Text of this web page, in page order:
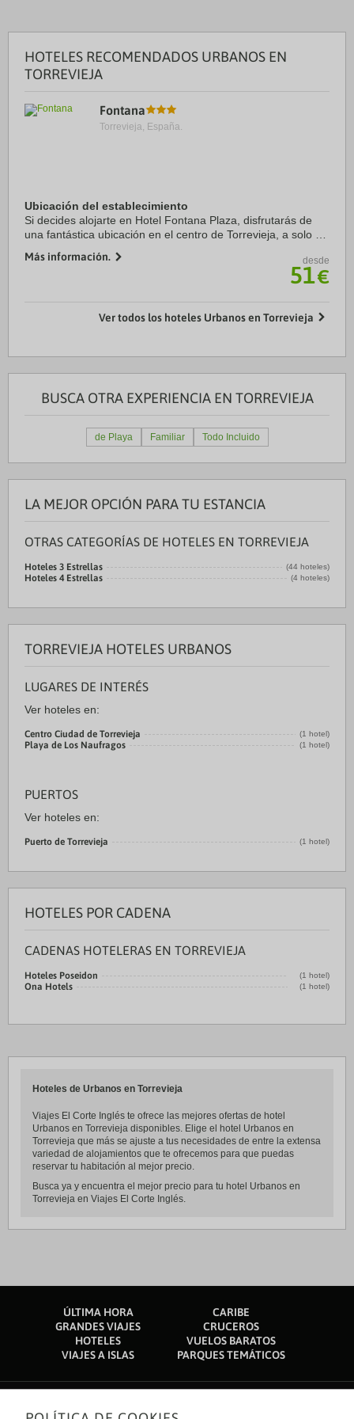
HOTELES RECOMENDADOS URBANOS EN
TORREVIEJA
Fontana
Torrevieja, España.
Ubicación del establecimiento
Si decides alojarte en Hotel Fontana Plaza, disfrutarás de
una fantástica ubicación en el centro de Torrevieja, a solo 15
Playa La Zenia. Además, este ...
Más información. desde
51€
Ver todos los hoteles Urbanos en Torrevieja
BUSCA OTRA EXPERIENCIA EN TORREVIEJA
de Playa Familiar Todo Incluido
LA MEJOR OPCIÓN PARA TU ESTANCIA
OTRAS CATEGORÍAS DE HOTELES EN TORREVIEJA
Hoteles 3 Estrellas (44 hoteles)
Hoteles 4 Estrellas (4 hoteles)
TORREVIEJA HOTELES URBANOS
LUGARES DE INTERÉS
Ver hoteles en:
Centro Ciudad de Torrevieja (1 hotel)
Playa de Los Naufragos (1 hotel)
PUERTOS
Ver hoteles en:
Puerto de Torrevieja (1 hotel)
HOTELES POR CADENA
CADENAS HOTELERAS EN TORREVIEJA
Hoteles Poseidon (1 hotel)
Ona Hotels (1 hotel)
Hoteles de Urbanos en Torrevieja
Viajes El Corte Inglés te ofrece las mejores ofertas de hotel
Urbanos en Torrevieja disponibles. Elige el hotel Urbanos en
Torrevieja que más se ajuste a tus necesidades de entre la extensa
variedad de alojamientos que te ofrecemos para que puedas
reservar tu habitación al mejor precio.
Busca ya y encuentra el mejor precio para tu hotel Urbanos en
Torrevieja en Viajes El Corte Inglés.
ÚLTIMA HORA
CARIBE
GRANDES VIAJES
CRUCEROS
HOTELES
VUELOS BARATOS
VIAJES A ISLAS
PARQUES TEMÁTICOS